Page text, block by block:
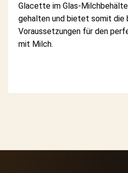
Glacette im Glas-
gehalten und bietet somit die
Voraussetzungen für den
mit Milch.